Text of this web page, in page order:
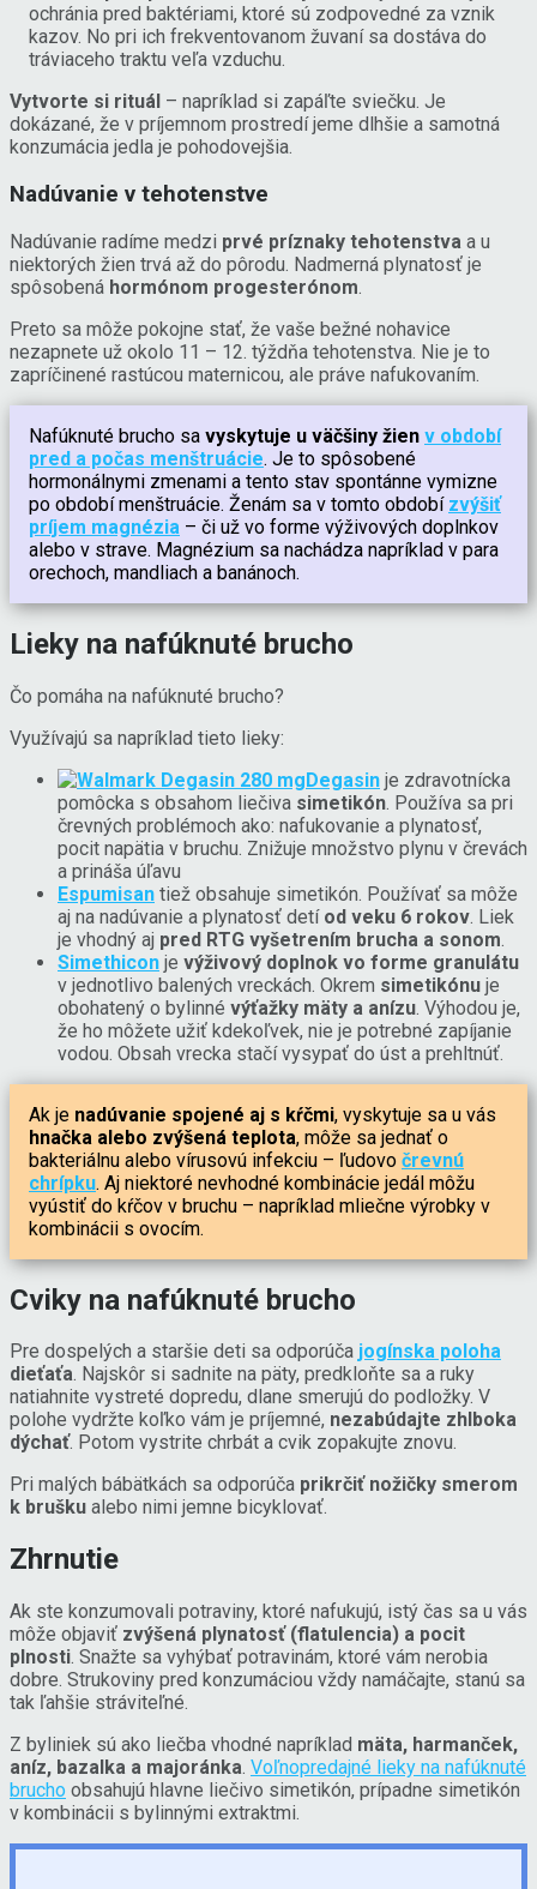
ochránia pred baktériami, ktoré sú zodpovedné za vznik
kazov. No pri ich frekventovanom žuvaní sa dostáva do
tráviaceho traktu veľa vzduchu.
Vytvorte si rituál – napríklad si zapáľte sviečku. Je
dokázané, že v príjemnom prostredí jeme dlhšie a samotná
konzumácia jedla je pohodovejšia.
Nadúvanie v tehotenstve
Nadúvanie radíme medzi prvé príznaky tehotenstva a u
niektorých žien trvá až do pôrodu. Nadmerná plynatosť je
spôsobená hormónom progesterónom.
Preto sa môže pokojne stať, že vaše bežné nohavice
nezapnete už okolo 11 – 12. týždňa tehotenstva. Nie je to
zapríčinené rastúcou maternicou, ale práve nafukovaním.
Nafúknuté brucho sa vyskytuje u väčšiny žien v období
pred a počas menštruácie. Je to spôsobené
hormonálnymi zmenami a tento stav spontánne vymizne
po období menštruácie. Ženám sa v tomto období zvýšiť
príjem magnézia – či už vo forme výživových doplnkov
alebo v strave. Magnézium sa nachádza napríklad v para
orechoch, mandliach a banánoch.
Lieky na nafúknuté brucho
Čo pomáha na nafúknuté brucho?
Využívajú sa napríklad tieto lieky:
Degasin je zdravotnícka
pomôcka s obsahom liečiva simetikón . Používa sa pri
črevných problémoch ako: nafukovanie a plynatosť,
pocit napätia v bruchu. Znižuje množstvo plynu v črevách
a prináša úľavu
Espumisan tiež obsahuje simetikón. Používať sa môže
aj na nadúvanie a plynatosť detí od veku 6 rokov . Liek
je vhodný aj pred RTG vyšetrením brucha a sonom
Simethicon je výživový doplnok vo forme granulátu
v jednotlivo balených vreckách. Okrem simetikónu je
obohatený o bylinné výťažky mäty a anízu . Výhodou je,
že ho môžete užiť kdekoľvek, nie je potrebné zapíjanie
vodou. Obsah vrecka stačí vysypať do úst a prehltnúť.
Ak je nadúvanie spojené aj s kŕčmi, vyskytuje sa u vás
hnačka alebo zvýšená teplota, môže sa jednať o
bakteriálnu alebo vírusovú infekciu – ľudovo črevnú
chrípku. Aj niektoré nevhodné kombinácie jedál môžu
vyústiť do kŕčov v bruchu – napríklad mliečne výrobky v
kombinácii s ovocím.
Cviky na nafúknuté brucho
Pre dospelých a staršie deti sa odporúča jogínska poloha
dieťaťa. Najskôr si sadnite na päty, predkloňte sa a ruky
natiahnite vystreté dopredu, dlane smerujú do podložky. V
polohe vydržte koľko vám je príjemné, nezabúdajte zhlboka
dýchať. Potom vystrite chrbát a cvik zopakujte znovu.
Pri malých bábätkách sa odporúča prikrčiť nožičky smerom
k brušku alebo nimi jemne bicyklovať.
Zhrnutie
Ak ste konzumovali potraviny, ktoré nafukujú, istý čas sa u vás
môže objaviť zvýšená plynatosť (flatulencia) a pocit
plnosti. Snažte sa vyhýbať potravinám, ktoré vám nerobia
dobre. Strukoviny pred konzumáciou vždy namáčajte, stanú sa
tak ľahšie stráviteľné.
Z byliniek sú ako liečba vhodné napríklad mäta, harmanček,
aníz, bazalka a majoránka. Voľnopredajné lieky na nafúknuté
brucho obsahujú hlavne liečivo simetikón, prípadne simetikón
v kombinácii s bylinnými extraktmi.